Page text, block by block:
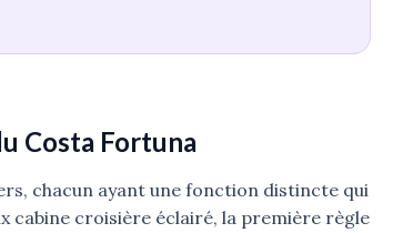
Costa Fortuna
chacun ayant une fonction distincte qui
cabine croisière éclairé, la première règle